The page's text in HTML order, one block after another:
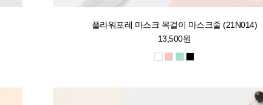
플라워포레 마스크 목걸이 마스크줄 (21N014)
13,500원